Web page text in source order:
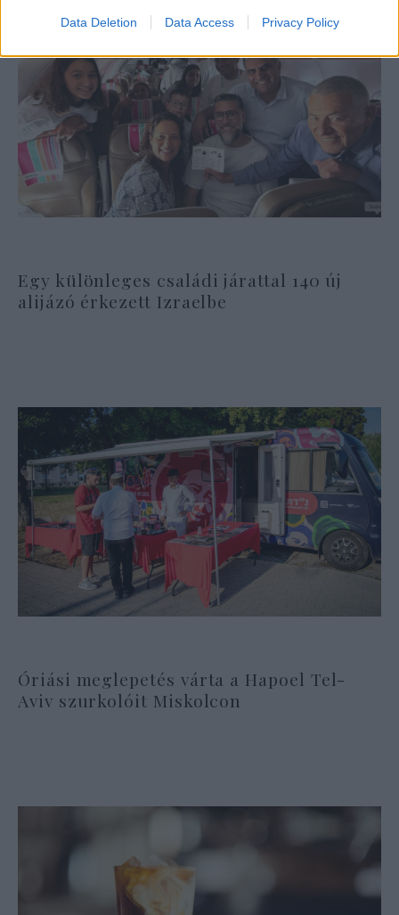
Data Deletion Data Access Privacy Policy
Egy különleges családi járattal 140 új
alijázó érkezett Izraelbe
Óriási meglepetés várta a Hapoel Tel-
Aviv szurkolóit Miskolcon